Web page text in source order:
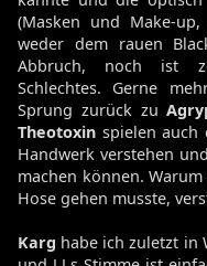
(Masken und Make-
weder dem rauen
Abbruch, noch ist
Schlechtes. Gerne
Sprung zurück zu
Theotoxin spielen
Handwerk verstehen
machen können.
Hose gehen musste,
Karg habe ich zuletzt in